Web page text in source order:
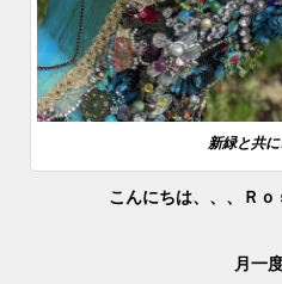
新緑と共
こんにちは、、、Ｒｏ
月一